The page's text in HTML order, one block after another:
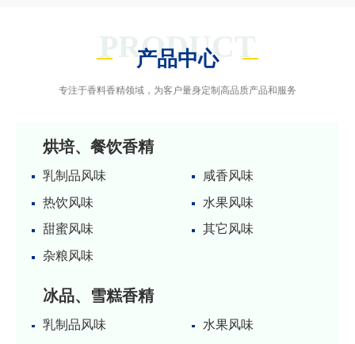
PRODUCT
产品中心
专注于香料香精领域，为客户量身定制高品质产品和服务
烘培、餐饮香精
乳制品风味
咸香风味
热饮风味
水果风味
甜蜜风味
其它风味
杂粮风味
冰品、雪糕香精
乳制品风味
水果风味